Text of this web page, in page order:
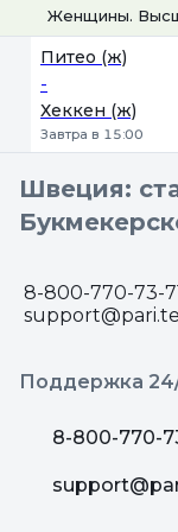
Женщины.
Питео (ж)
-
Хеккен (ж)
Завтра в 15:00
Швеция:
8-800-770-73-
Поддержка
8-800-770-